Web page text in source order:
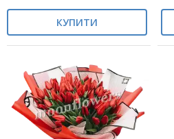
КУПИТИ